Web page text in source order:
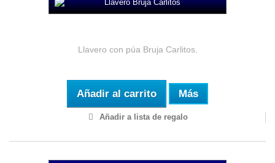
Llavero con púa Bruja Carlitos.
Añadir al carrito Más
Añadir a lista de regalo